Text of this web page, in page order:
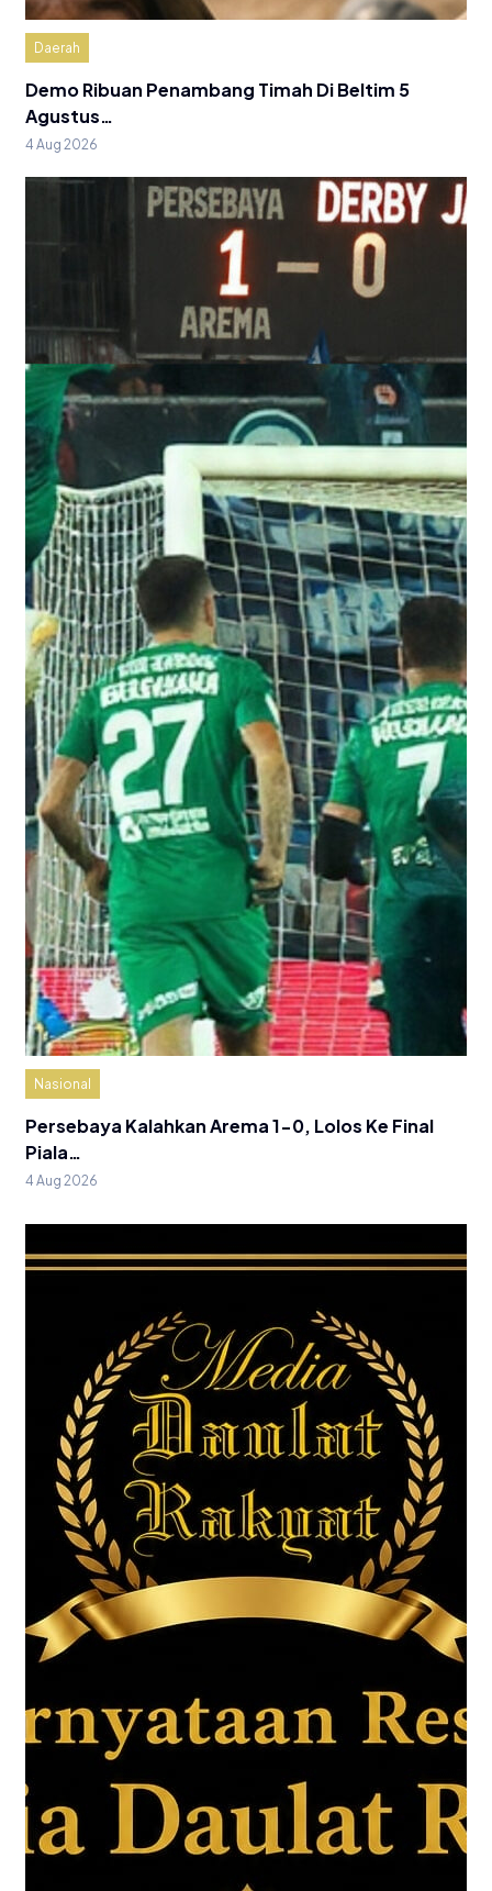
Daerah
Demo Ribuan Penambang Timah Di Beltim 5
Agustus…
4 Aug 2026
Nasional
Persebaya Kalahkan Arema 1-0, Lolos Ke Final
Piala…
4 Aug 2026